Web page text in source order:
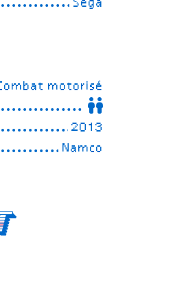
Sega
motorisé
2013
Namco